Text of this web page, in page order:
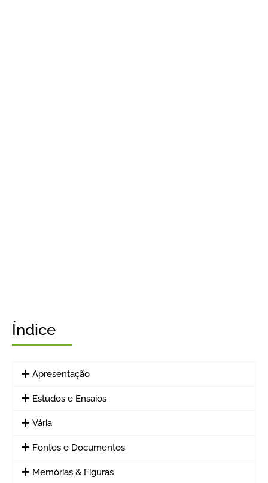
Índice
Apresentação
Estudos e Ensaios
Vária
Fontes e Documentos
Memórias & Figuras